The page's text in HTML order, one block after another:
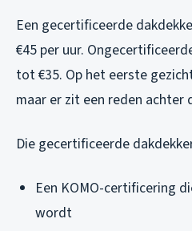
Een gecertificeerde
€45 per uur.
tot €35. Op het eerste
maar er zit een reden achter
Die gecertificeerde
Een KOMO-certificering
wordt